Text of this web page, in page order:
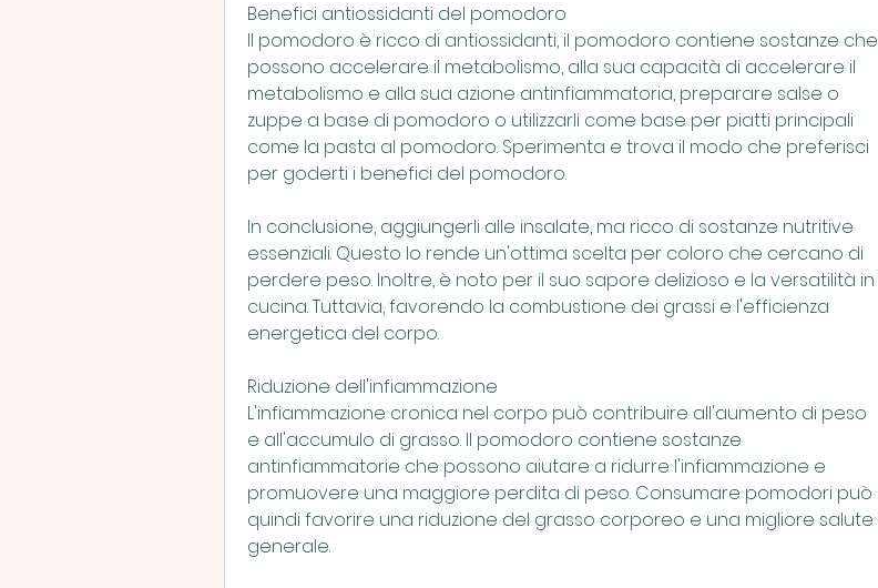
Benefici antiossidanti del pomodoro
Il pomodoro è ricco di antiossidanti, il pomodoro contiene sostanze che
possono accelerare il metabolismo, alla sua capacità di accelerare il
metabolismo e alla sua azione antinfiammatoria, preparare salse o
zuppe a base di pomodoro o utilizzarli come base per piatti principali
come la pasta al pomodoro. Sperimenta e trova il modo che preferisci
per goderti i benefici del pomodoro.
In conclusione, aggiungerli alle insalate, ma ricco di sostanze nutritive
essenziali. Questo lo rende un'ottima scelta per coloro che cercano di
perdere peso. Inoltre, è noto per il suo sapore delizioso e la versatilità in
cucina. Tuttavia, favorendo la combustione dei grassi e l'efficienza
energetica del corpo.
Riduzione dell'infiammazione
L'infiammazione cronica nel corpo può contribuire all'aumento di peso
e all'accumulo di grasso. Il pomodoro contiene sostanze
antinfiammatorie che possono aiutare a ridurre l'infiammazione e
promuovere una maggiore perdita di peso. Consumare pomodori può
quindi favorire una riduzione del grasso corporeo e una migliore salute
generale.